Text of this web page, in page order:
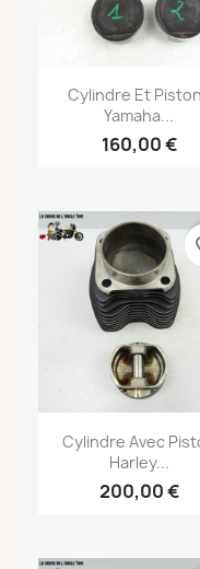
Cylindre Et
Yamaha...
160,00 €
Cylindre Avec
Harley...
200,00 €